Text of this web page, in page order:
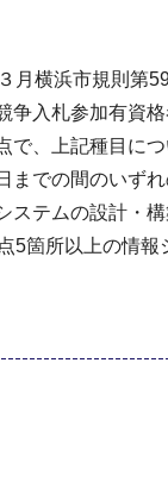
月横浜市規則第
争入札参加有資
で、上記種目に
までの間のいず
ステムの設計・
5箇所以上の情